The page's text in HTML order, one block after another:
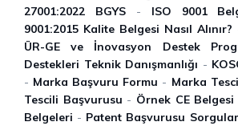
27001:2022 BGYS- ISO 9001
9001:2015 Kalite Belgesi Nasıl Alınır?
ÜR-GE ve İnovasyon Destek
Destekleri Teknik Danışmanlığı -
- Marka Başvuru Formu - Marka
Tescili Başvurusu - Örnek CE Belgesi
Belgeleri - Patent Başvurusu